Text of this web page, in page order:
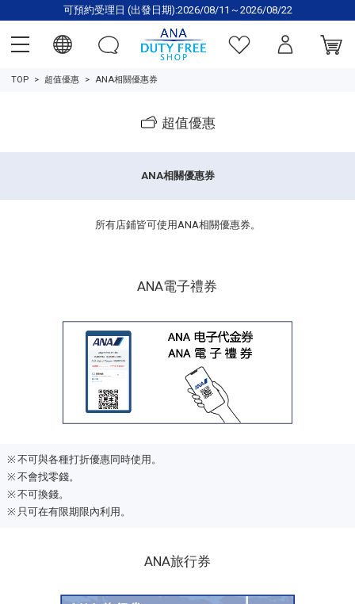
可預約受理日 (出發日期):2026/08/11～2026/08/22
TOP 超值優惠 ANA相關優惠券
超值優惠
ANA相關優惠券
所有店鋪皆可使用ANA相關優惠券。
ANA電子禮券
不可與各種打折優惠同時使用。
不會找零錢。
不可換錢。
只可在有限期限內利用。
ANA旅行券